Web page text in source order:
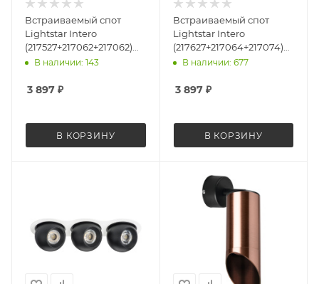
Встраиваемый спот
Lightstar Intero
(217527+217062+217062)
i5276262
В наличии: 143
3 897 ₽
В КОРЗИНУ
Встраиваемый спот
Lightstar Intero
(217627+217064+217074)
i6276474
В наличии: 677
3 897₽
В КОРЗИНУ